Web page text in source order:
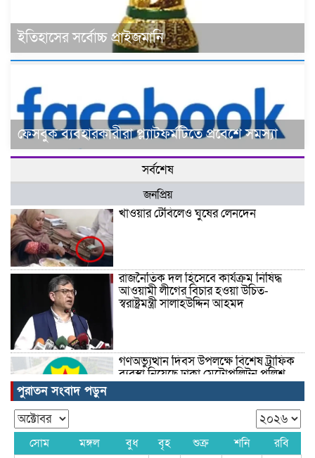
ইতিহাসের সর্বোচ্চ প্রাইজমানি
ফেসবুক ব্যবহারকারীরা প্ল্যাটফর্মটিতে প্রবেশে সমস্যা
সর্বশেষ
জনপ্রিয়
খাওয়ার টেবিলেও ঘুষের লেনদেন
রাজনৈতিক দল হিসেবে কার্যক্রম নিষিদ্ধ
আওয়ামী লীগের বিচার হওয়া উচিত-
স্বরাষ্ট্রমন্ত্রী সালাহউদ্দিন আহমদ
গণঅভ্যুত্থান দিবস উপলক্ষে বিশেষ ট্রাফিক
ব্যবস্থা নিয়েছে ঢাকা মেট্রোপলিটন পুলিশ
পুরাতন সংবাদ পড়ুন
সোম মঙ্গল বুধ বৃহ শুক্র শনি
রবি